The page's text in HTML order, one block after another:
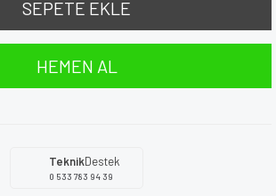
SEPETE EKLE
HEMEN AL
TeknikDestek
0 533 783 94 39